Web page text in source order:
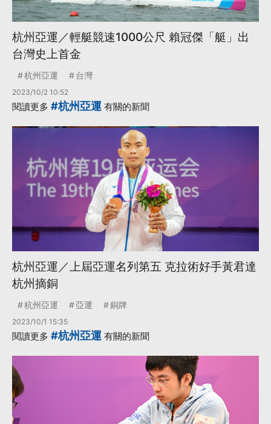
杭州亞運／輕艇競速1000公尺 賴冠傑「艇」出
台灣史上首金
杭州亞運 台灣
2023/10/2 10:52
閱讀更多 #杭州亞運 有關的新聞
杭州亞運／上屆亞運名列第五 克拉術好手黃君達
杭州摘銅
杭州亞運 亞運 銅牌
2023/10/1 15:35
閱讀更多 #杭州亞運 有關的新聞